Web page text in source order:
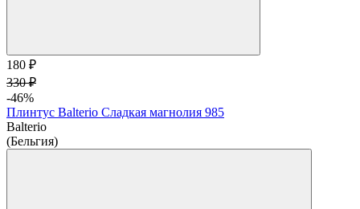
180 ₽
330 ₽
-46%
Плинтус Balterio Сладкая магнолия 985
Balterio
(Бельгия)